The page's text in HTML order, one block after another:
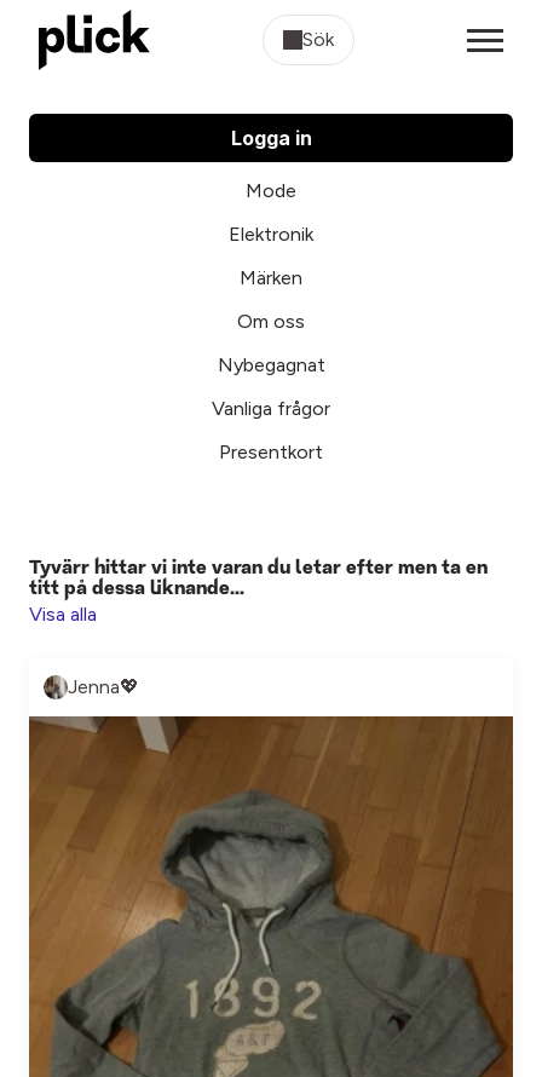
Sök
Logga in
Mode
Elektronik
Märken
Om oss
Nybegagnat
Vanliga frågor
Presentkort
Tyvärr hittar vi inte varan du letar efter men ta en
titt på dessa liknande...
Visa alla
Jenna💖